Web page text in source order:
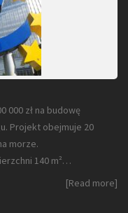
000 zł na budowę
Projekt obejmuje 20
morze.
140 m²…
[Read more]